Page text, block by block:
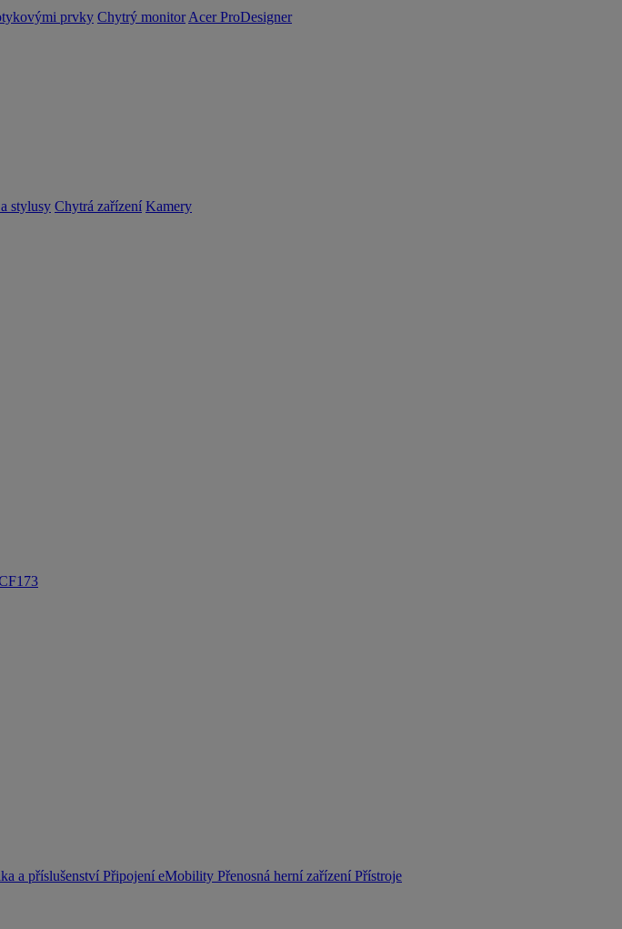
prvky Chytrý monitor Acer ProDesigner
stylusy Chytrá zařízení Kamery
a příslušenství Připojení eMobility Přenosná herní zařízení Přístroje